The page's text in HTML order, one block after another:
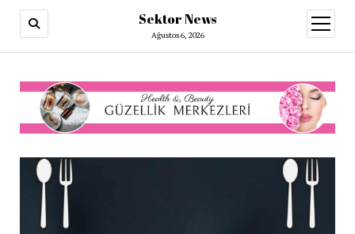
Sektor News
Ağustos 6, 2026
aç